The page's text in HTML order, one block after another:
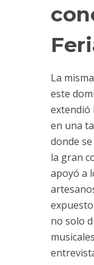
La
este
extendió
en una
donde
la gran
apoyó a
no solo